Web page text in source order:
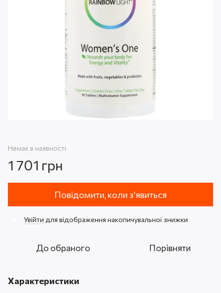
Немає в наявності
1 701 грн
Повідомити, коли з'явиться
Увійти для відображення накопичувальної знижки
До обраного Порівняти
Характеристики